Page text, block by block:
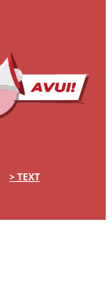
TEXT